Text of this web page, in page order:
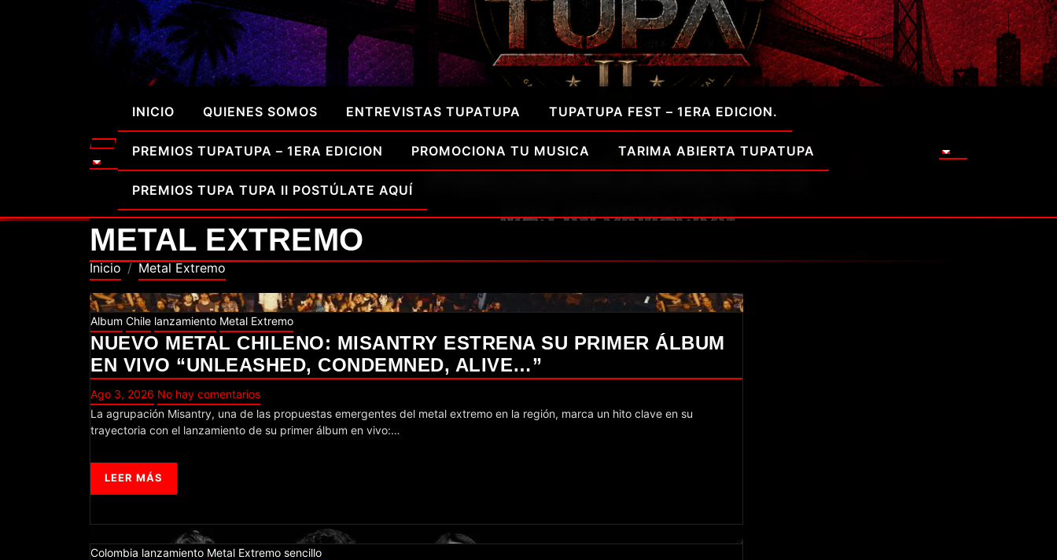
INICIO QUIENES SOMOS ENTREVISTAS TUPATUPA TUPATUPA FEST – 1ERA EDICION.
PREMIOS TUPATUPA – 1ERA EDICION PROMOCIONA TU MUSICA TARIMA ABIERTA TUPATUPA
PREMIOS TUPA TUPA II POSTÚLATE AQUÍ
METAL EXTREMO
Inicio Metal Extremo
Album Chile lanzamiento Metal Extremo
NUEVO METAL CHILENO: MISANTRY ESTRENA SU PRIMER ÁLBUM
EN VIVO “UNLEASHED, CONDEMNED, ALIVE…”
Ago 3, 2026 No hay comentarios
La agrupación Misantry, una de las propuestas emergentes del metal extremo en la región, marca un hito clave en su
trayectoria con el lanzamiento de su primer álbum en vivo:…
LEER MÁS
Colombia lanzamiento Metal Extremo sencillo